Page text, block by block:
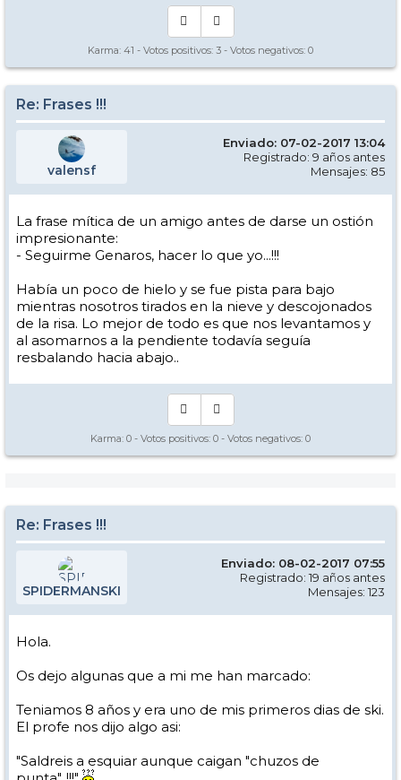
Karma: 41 - Votos positivos: 3 - Votos negativos: 0
Re: Frases !!!
valensf
Enviado: 07-02-2017 13:04
Registrado: 9 años antes
Mensajes: 85
La frase mítica de un amigo antes de darse un ostión
impresionante:
- Seguirme Genaros, hacer lo que yo...!!!
Había un poco de hielo y se fue pista para bajo
mientras nosotros tirados en la nieve y descojonados
de la risa. Lo mejor de todo es que nos levantamos y
al asomarnos a la pendiente todavía seguía
resbalando hacia abajo..
Karma: 0 - Votos positivos: 0 - Votos negativos: 0
Re: Frases !!!
SPIDERMANSKI
Enviado: 08-02-2017 07:55
Registrado: 19 años antes
Mensajes: 123
Hola.
Os dejo algunas que a mi me han marcado:
Teniamos 8 años y era uno de mis primeros dias de ski.
El profe nos dijo algo asi:
"Saldreis a esquiar aunque caigan "chuzos de